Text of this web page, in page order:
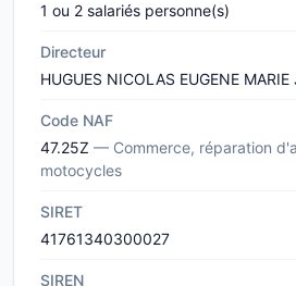
1 ou 2 salariés personne(s)
Directeur
HUGUES NICOLAS EUGENE MARIE
Code NAF
47.25Z — Commerce, réparation
motocycles
SIRET
41761340300027
SIREN